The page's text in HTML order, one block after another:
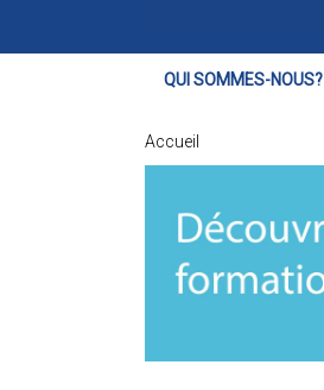
QUI SOMMES-NOUS?
Accueil